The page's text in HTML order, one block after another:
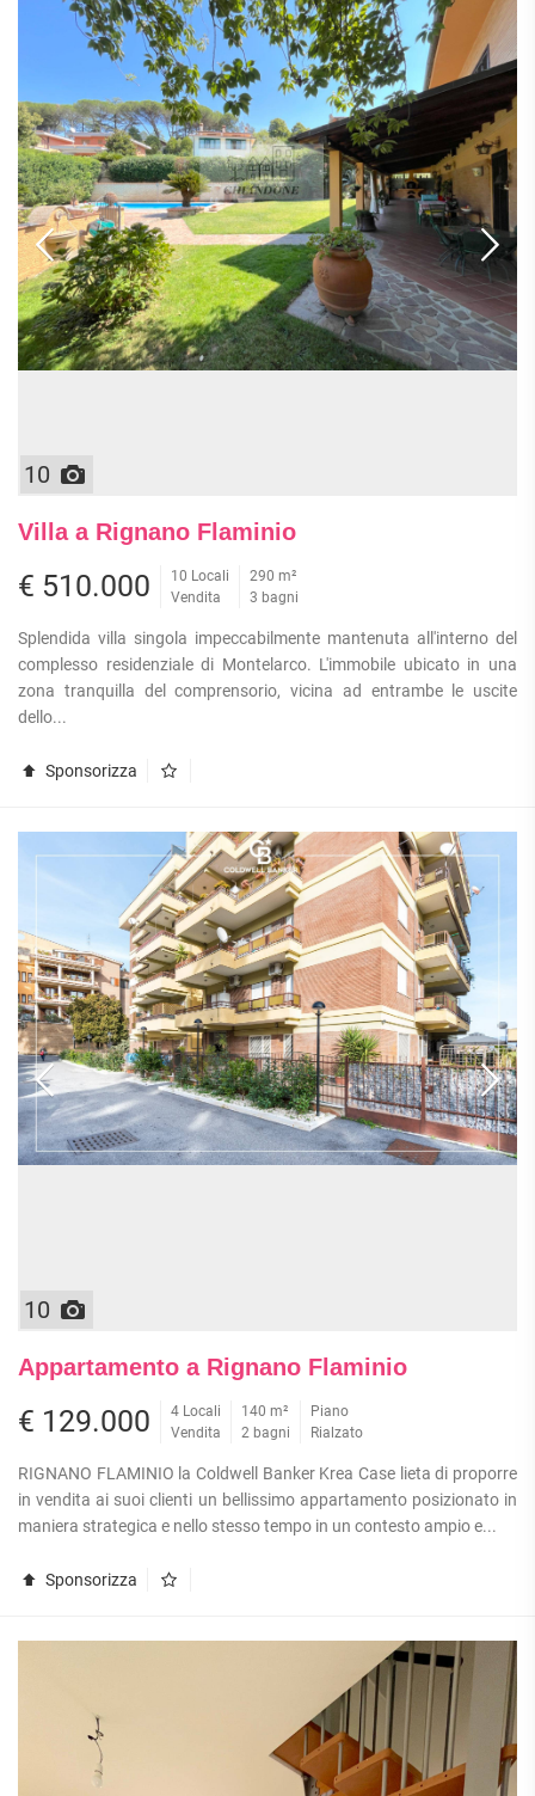
10
Villa a Rignano Flaminio
€ 510.000
10 Locali
Vendita
290 m²
3 bagni
Splendida villa singola impeccabilmente mantenuta all'interno del
complesso residenziale di Montelarco. L'immobile ubicato in una
zona tranquilla del comprensorio, vicina ad entrambe le uscite
dello...
Sponsorizza
10
Appartamento a Rignano Flaminio
€ 129.000
4 Locali
Vendita
140 m²
2 bagni
Piano
Rialzato
RIGNANO FLAMINIO la Coldwell Banker Krea Case lieta di proporre
in vendita ai suoi clienti un bellissimo appartamento posizionato in
maniera strategica e nello stesso tempo in un contesto ampio e...
Sponsorizza